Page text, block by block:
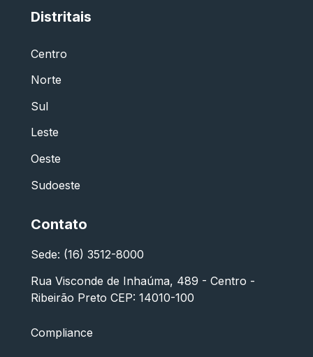
Distritais
Centro
Norte
Sul
Leste
Oeste
Sudoeste
Contato
Sede: (16) 3512-8000
Rua Visconde de Inhaúma, 489 - Centro -
Ribeirão Preto CEP: 14010-100
Compliance